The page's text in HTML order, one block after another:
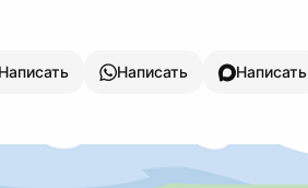
Написать Написать Написать